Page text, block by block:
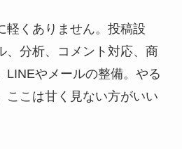
軽くありません。投稿設
、分析、コメント対応、商
LINEやメールの整備。やる
ここは甘く見ない方がいい